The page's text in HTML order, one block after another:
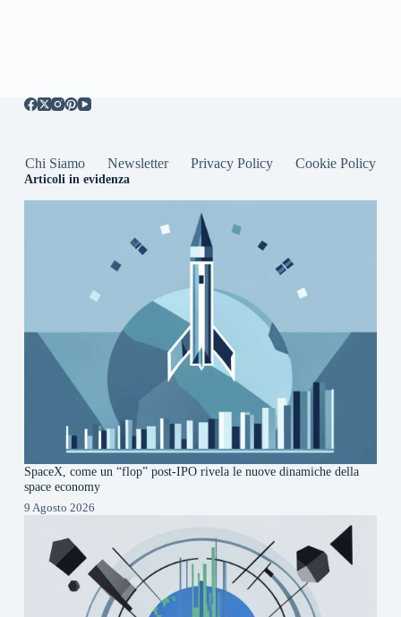
Chi Siamo Newsletter Privacy Policy Cookie Policy
Articoli in evidenza
SpaceX, come un “flop” post-IPO rivela le nuove dinamiche della
space economy
9 Agosto 2026